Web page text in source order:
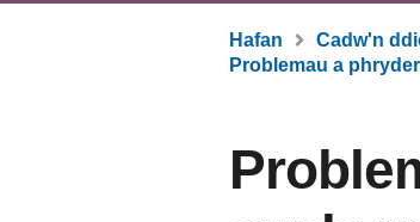
Hafan Cadw'n
Problemau a